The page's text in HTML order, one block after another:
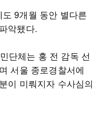
9개월 동안 별다른
악됐다.
단체는 홍 전 감독 선
서울 종로경찰서에
이 미뤄지자 수사심의